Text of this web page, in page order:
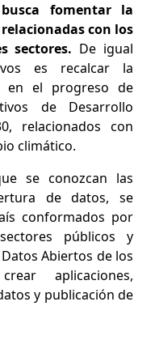
fomentar la
con los
sectores. De igual
es recalcar la
en el progreso de
de Desarrollo
relacionados con
climático.
se conozcan las
de datos, se
conformados por
públicos y
Abiertos de los
aplicaciones,
y publicación de